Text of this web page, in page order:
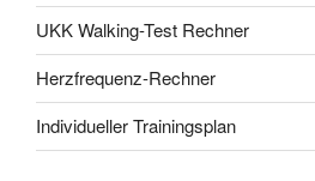
UKK Walking-Test Rechner
Herzfrequenz-Rechner
Individueller Trainingsplan